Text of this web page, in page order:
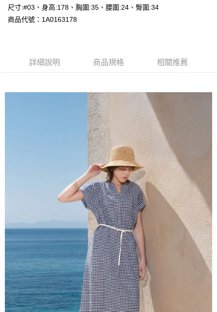
AFTEE先享後付
相關說明
１．簡單：不需註冊會員、不需綁卡、不需儲值。
２．便利：只要手機號碼，簡訊認證，即可結帳。
【「AFTEE先享後付」結帳流程】
１．於結帳方式選擇「AFTEE先享後付」後，將跳轉至「AFTEE先享後付」
結帳頁面，進行簡訊認證並確認金額後，即可完成結帳。
２．訂單成立數日內，您將收到繳費通知簡訊。
３．收到繳費通知簡訊後14天內，點擊此簡訊中的連結，可透過四大超商／
ATM／網路銀行／等多元方式進行付款，方視為交易完成。
※ 請注意：結帳手續完成當下不需立刻繳費，但若您需要取消訂單，請聯絡
購買商品的店家。未經商家同意取消之訂單仍視為有效，需透過AFTEE先享
※ 交易是否成功請以「AFTEE先享後付 」之結帳頁面顯示為準，若有關於
是否繳費成功／繳費後需取消欲退款等相關疑問，請聯繫「AFTEE先享後付
https://netprotections.freshdesk.com/support/home
１．透過由恩沛科技股份有限公司提供之「AFTEE先享後付」服務完成之交
易，需依本服務之必要範圍內提供個人資料，並將交易相關給付款項請求債
權轉讓予恩沛科技股份有限公司。
２．關於個人資料處理事宜，請瀏覽以下網址：
https://aftee.tw/terms/#terms3
３．未成年的使用者請事先徵得法定代理人或監護人之同意方可使用
「AFTEE先享後付」，若未經同意申辦者引起之損失，本公司不負相關責
任。
４．使用「AFTEE先享後付」時，將依據個別帳號之用戶狀況，依本公司即
時審查核予不同之上限額度；若仍有額度不足之情形，本公司將視審查結果
請求用戶進行身份認證。
５．嚴禁一人註冊多個帳號或使用他人資訊註冊。若發現惡意使用之情形，
全家--滿2000元免運
付款後全家取貨---滿2000元免運
每筆NT$60，滿NT$2,000(含以上)免運費
每筆NT$60，滿NT$2,000(含以上)免運費
付款後7-11取貨---滿2000元免運
每筆NT$60，滿NT$2,000(含以上)免運費
每筆NT$120，滿NT$2,000(含以上)免運費
尺寸:#03、身高:178、胸圍:35、腰圍:24、臀圍:34
商品代號：1A0163178
詳細說明 商品規格 相關推薦